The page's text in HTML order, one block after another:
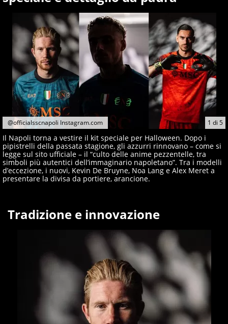
giornalisti ed esperti di sport abili sia nel gioco di
rimessa quando intercettano le notizie e le rilanciano
verso la rete, sia nella costruzione dal basso quando
creano contenuti 100% originali ed esclusivi.
1 di 5
@officialsscnapoli Instagram.com
Il Napoli torna a vestire il kit speciale per Halloween. Dopo i
pipistrelli della passata stagione, gli azzurri rinnovano – come si
legge sul sito ufficiale – il “culto delle anime pezzentelle, tra
simboli più autentici dell’immaginario napoletano”. Tra i modelli
d’eccezione, i nuovi, Kevin De Bruyne, Noa Lang e Alex Meret a
presentare la divisa da portiere, arancione.
Tradizione e innovazione